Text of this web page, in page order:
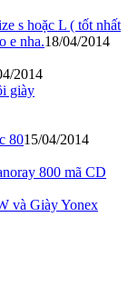
s hoặc L ( tốt nhất
e nha.18/04/2014
2014
giày
8015/04/2014
800 mã CD
và Giày Yonex